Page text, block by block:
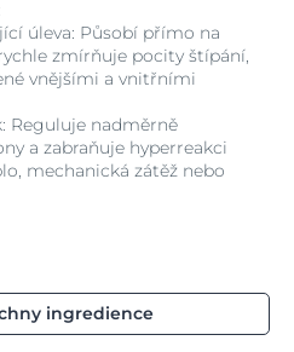
úleva: Působí přímo na
zmírňuje pocity štípání,
vnějšími a vnitřními
Reguluje nadměrně
a zabraňuje hyperreakci
mechanická zátěž nebo
ingredience